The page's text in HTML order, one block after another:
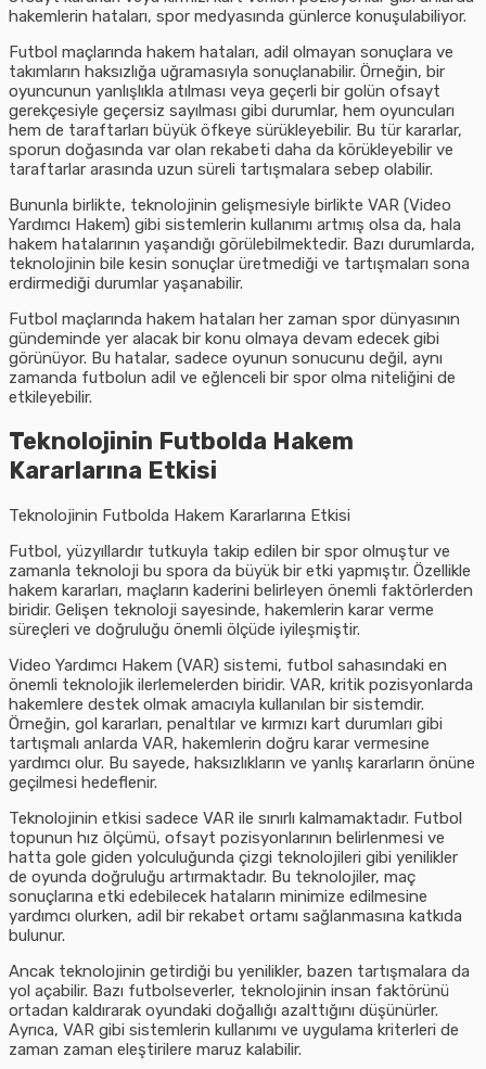
hakemlerin hataları, spor medyasında günlerce konuşulabiliyor.
Futbol maçlarında hakem hataları, adil olmayan sonuçlara ve
takımların haksızlığa uğramasıyla sonuçlanabilir. Örneğin, bir
oyuncunun yanlışlıkla atılması veya geçerli bir golün ofsayt
gerekçesiyle geçersiz sayılması gibi durumlar, hem oyuncuları
hem de taraftarları büyük öfkeye sürükleyebilir. Bu tür kararlar,
sporun doğasında var olan rekabeti daha da körükleyebilir ve
taraftarlar arasında uzun süreli tartışmalara sebep olabilir.
Bununla birlikte, teknolojinin gelişmesiyle birlikte VAR (Video
Yardımcı Hakem) gibi sistemlerin kullanımı artmış olsa da, hala
hakem hatalarının yaşandığı görülebilmektedir. Bazı durumlarda,
teknolojinin bile kesin sonuçlar üretmediği ve tartışmaları sona
erdirmediği durumlar yaşanabilir.
Futbol maçlarında hakem hataları her zaman spor dünyasının
gündeminde yer alacak bir konu olmaya devam edecek gibi
görünüyor. Bu hatalar, sadece oyunun sonucunu değil, aynı
zamanda futbolun adil ve eğlenceli bir spor olma niteliğini de
etkileyebilir.
Teknolojinin Futbolda Hakem
Kararlarına Etkisi
Teknolojinin Futbolda Hakem Kararlarına Etkisi
Futbol, yüzyıllardır tutkuyla takip edilen bir spor olmuştur ve
zamanla teknoloji bu spora da büyük bir etki yapmıştır. Özellikle
hakem kararları, maçların kaderini belirleyen önemli faktörlerden
biridir. Gelişen teknoloji sayesinde, hakemlerin karar verme
süreçleri ve doğruluğu önemli ölçüde iyileşmiştir.
Video Yardımcı Hakem (VAR) sistemi, futbol sahasındaki en
önemli teknolojik ilerlemelerden biridir. VAR, kritik pozisyonlarda
hakemlere destek olmak amacıyla kullanılan bir sistemdir.
Örneğin, gol kararları, penaltılar ve kırmızı kart durumları gibi
tartışmalı anlarda VAR, hakemlerin doğru karar vermesine
yardımcı olur. Bu sayede, haksızlıkların ve yanlış kararların önüne
geçilmesi hedeflenir.
Teknolojinin etkisi sadece VAR ile sınırlı kalmamaktadır. Futbol
topunun hız ölçümü, ofsayt pozisyonlarının belirlenmesi ve
hatta gole giden yolculuğunda çizgi teknolojileri gibi yenilikler
de oyunda doğruluğu artırmaktadır. Bu teknolojiler, maç
sonuçlarına etki edebilecek hataların minimize edilmesine
yardımcı olurken, adil bir rekabet ortamı sağlanmasına katkıda
bulunur.
Ancak teknolojinin getirdiği bu yenilikler, bazen tartışmalara da
yol açabilir. Bazı futbolseverler, teknolojinin insan faktörünü
ortadan kaldırarak oyundaki doğallığı azalttığını düşünürler.
Ayrıca, VAR gibi sistemlerin kullanımı ve uygulama kriterleri de
zaman zaman eleştirilere maruz kalabilir.